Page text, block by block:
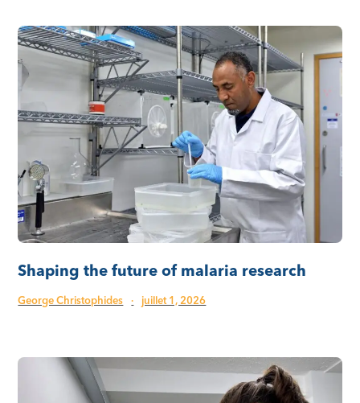
Shaping the future of malaria research
George Christophides · juillet 1, 2026